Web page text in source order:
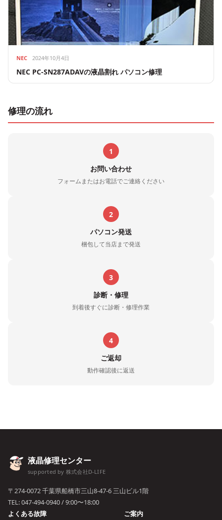
NEC 2024年10月4日
NEC PC-SN287ADAVの液晶割れ パソコン修理
修理の流れ
1
お問い合わせ
フォームまたはお電話でご連絡ください
2
パソコン発送
梱包して当店まで発送
3
診断・修理
到着後すぐに診断・修理作業
4
ご返却
動作確認後に返送
液晶修理センター
supported by 株式会社D-LIFE
〒274-0072 千葉県船橋市三山8-47-6 三山ビル1階
TEL:047-494-0940/ 9:00〜18:00
よくある故障
ご案内